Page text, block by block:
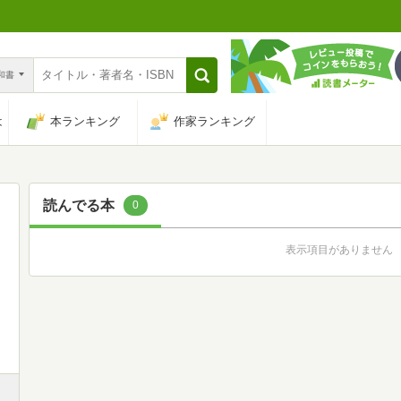
書
本ランキング 作家ランキング
読んでる本 0
表示項目がありません